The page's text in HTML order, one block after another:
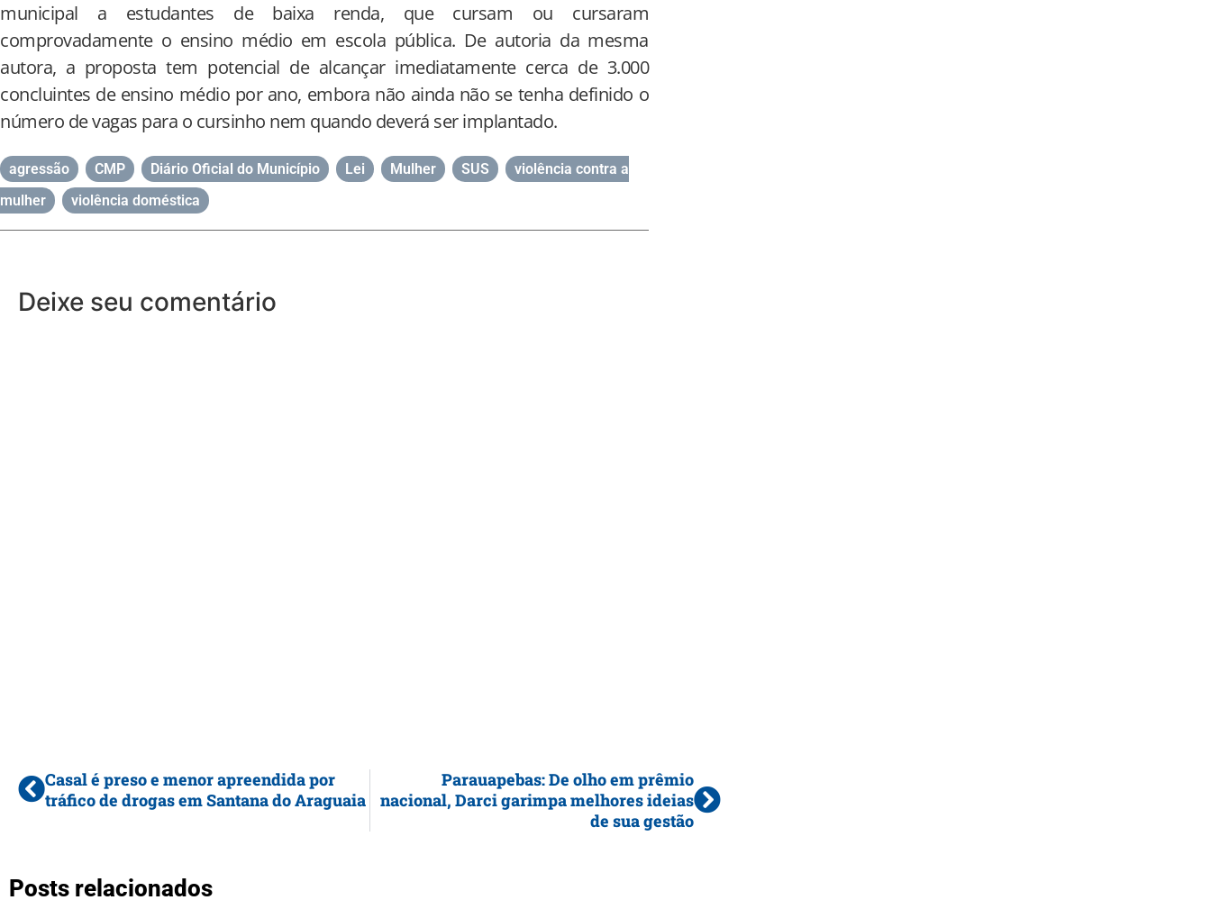
municipal a estudantes de baixa renda, que cursam ou cursaram
comprovadamente o ensino médio em escola pública. De autoria da mesma
autora, a proposta tem potencial de alcançar imediatamente cerca de 3.000
concluintes de ensino médio por ano, embora não ainda não se tenha definido o
número de vagas para o cursinho nem quando deverá ser implantado.
agressão CMP Diário Oficial do Município Lei Mulher SUS
violência contra a
mulher
violência doméstica
Deixe seu comentário
Casal é preso e menor apreendida por
tráfico de drogas em Santana do Araguaia
Parauapebas: De olho em prêmio
nacional, Darci garimpa melhores ideias
de sua gestão
Posts relacionados